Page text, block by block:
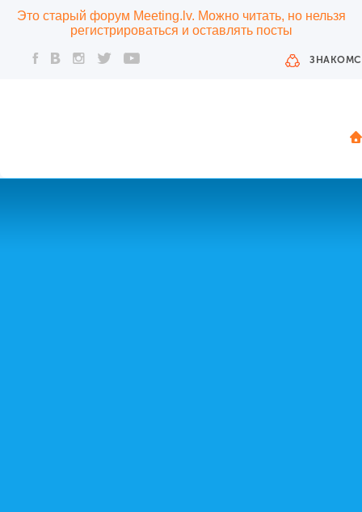
Это старый форум Meeting.lv. Можно читать, но нельзя
регистрироваться и оставлять посты